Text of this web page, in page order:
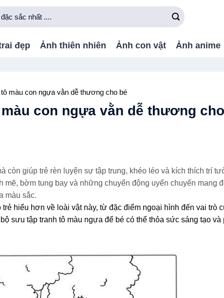
đẹp Ảnh thiên nhiên Ảnh con vật Ảnh anime
màu con ngựa vằn dễ thương cho bé
con ngựa vằn dễ thương cho
còn giúp trẻ rèn luyện sự tập trung, khéo léo và kích thích trí
bờm tung bay và những chuyển động uyển chuyển mang
màu sắc.
hiểu hơn về loài vật này, từ đặc điểm ngoại hình đến vai trò
sưu tập tranh tô màu ngựa để bé có thể thỏa sức sáng tạo và